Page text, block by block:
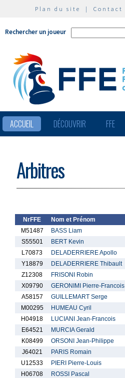
Plan du site | Contact
Rechercher un joueur
ACCUEIL DÉCOUVRIR FFE
Arbitres
NrFFE Nom et Prénom
M51487
BASS Liam
S55501
BERT Kevin
L70873
DELADERRIERE Apollo
Y18879
DELADERRIERE Thibault
Z12308
FRISONI Robin
X09790
GERONIMI Pierre-Francois
A58157
GUILLEMART Serge
M00295
HUMEAU Cyril
H04918
LUCIANI Jean-Francois
E64521
MURCIA Gerald
K08499
ORSONI Jean-Philippe
J64021
PARIS Romain
U12533
PIERI Pierre-Louis
H06708
ROSSI Pascal